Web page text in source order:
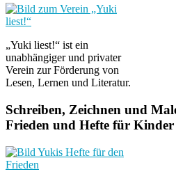
„Yuki liest!“ ist ein
unabhängiger und privater
Verein zur Förderung von
Lesen, Lernen und Literatur.
Schreiben, Zeichnen und
Frieden und Hefte für